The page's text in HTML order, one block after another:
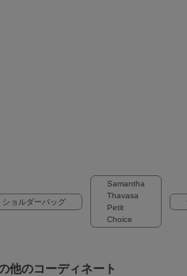
ショルダーバッグ
Samantha
Thavasa
Petit
Choice
他のコーディネート